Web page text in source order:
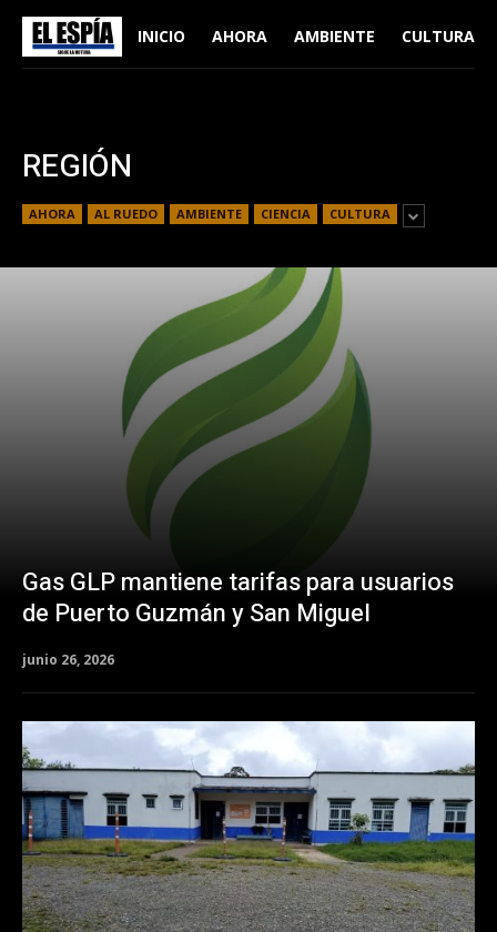
INICIO AHORA AMBIENTE CULTURA
REGIÓN
AHORA AL RUEDO AMBIENTE CIENCIA CULTURA
Gas GLP mantiene tarifas para usuarios
de Puerto Guzmán y San Miguel
junio 26, 2026